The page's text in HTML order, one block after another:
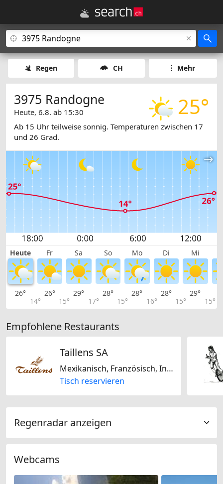
Regen CH Mehr
25°
3975 Randogne
Heute, 6.8. ab 15:30
Ab 15 Uhr teilweise sonnig. Temperaturen zwischen 17
und 26 Grad.
Heute Fr Sa So Mo Di Mi
26°
14°
26°
15°
29°
17°
28°
15°
28°
16°
28°
15°
29°
15°
Empfohlene Restaurants
Taillens SA
Mexikanisch, Französisch, International, Italienisch, Mediterran, Regional, Schweizerisch, Kanadisch, Amerikanisch, Glutenfrei, Laktosefrei
Tisch reservieren
Regenradar anzeigen
Webcams